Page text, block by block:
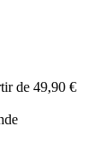
de 49,90 €